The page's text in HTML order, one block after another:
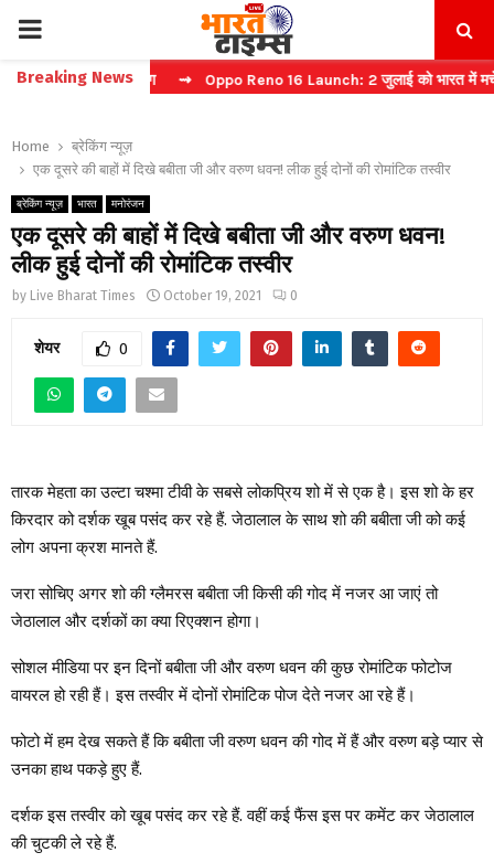
PRIMARY
MENU
Breaking News
फास्ट टिकट बुकिंग ⇝ Oppo Reno 16 Launch: 2 जुलाई को भारत में मचेगा
Home
ब्रेकिंग न्यूज़
एक दूसरे की बाहों में दिखे बबीता जी और वरुण धवन! लीक हुई दोनों की रोमांटिक तस्वीर
ब्रेकिंग न्यूज़ भारत मनोरंजन
एक दूसरे की बाहों में दिखे बबीता जी और वरुण धवन!
लीक हुई दोनों की रोमांटिक तस्वीर
by Live Bharat Times October 19, 2021 0
शेयर 0
तारक मेहता का उल्टा चश्मा टीवी के सबसे लोकप्रिय शो में से एक है। इस शो के हर
किरदार को दर्शक खूब पसंद कर रहे हैं. जेठालाल के साथ शो की बबीता जी को कई
लोग अपना क्रश मानते हैं.
जरा सोचिए अगर शो की ग्लैमरस बबीता जी किसी की गोद में नजर आ जाएं तो
जेठालाल और दर्शकों का क्या रिएक्शन होगा।
सोशल मीडिया पर इन दिनों बबीता जी और वरुण धवन की कुछ रोमांटिक फोटोज
वायरल हो रही हैं। इस तस्वीर में दोनों रोमांटिक पोज देते नजर आ रहे हैं।
फोटो में हम देख सकते हैं कि बबीता जी वरुण धवन की गोद में हैं और वरुण बड़े प्यार से
उनका हाथ पकड़े हुए हैं.
दर्शक इस तस्वीर को खूब पसंद कर रहे हैं. वहीं कई फैंस इस पर कमेंट कर जेठालाल
की चुटकी ले रहे हैं.